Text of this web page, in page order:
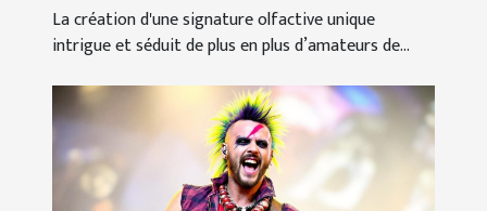
La création d'une signature olfactive unique
intrigue et séduit de plus en plus d’amateurs de...